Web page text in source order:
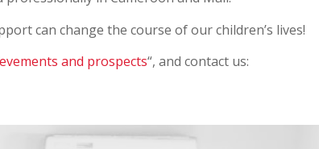
can change the course of our children’s lives!
and prospects“, and contact us: